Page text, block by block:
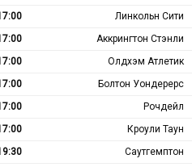
Линкольн Сити
Аккрингтон Стэнли
Олдхэм Атлетик
Болтон Уондерерс
Рочдейл
Кроули Таун
Саутгемптон